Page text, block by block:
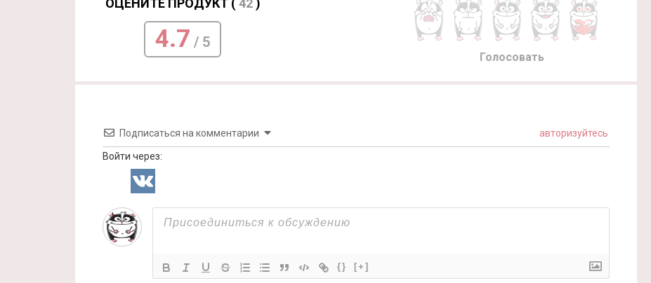
ОЦЕНИТЕ ПРОДУКТ (42)
4.7 / 5
Голосовать
Подписаться на комментарии авторизуйтесь
Войти через:
{} [+]